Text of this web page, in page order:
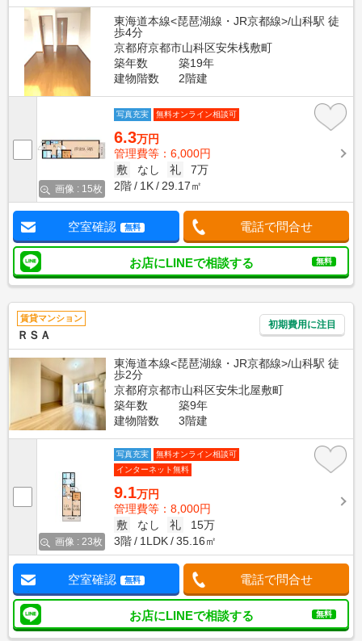
東海道本線<琵琶湖線・JR京都線>/山科駅 徒
歩4分
京都府京都市山科区安朱桟敷町
築年数
築19年
建物階数
2階建
画像 : 15枚
写真充実 無料オンライン相談可
6.3万円
管理費等：6,000円
敷
なし 礼
7万
2階
1K 29.17㎡
空室確認 無料 電話で問合せ
お店にLINEで相談する 無料
賃貸マンション
ＲＳＡ
初期費用に注目
東海道本線<琵琶湖線・JR京都線>/山科駅 徒
歩2分
京都府京都市山科区安朱北屋敷町
築年数
築9年
建物階数
3階建
画像 : 23枚
写真充実
無料オンライン相談可
インターネット無料
9.1万円
管理費等：8,000円
敷
なし 礼
15万
3階
1LDK 35.16㎡
空室確認 無料 電話で問合せ
お店にLINEで相談する 無料